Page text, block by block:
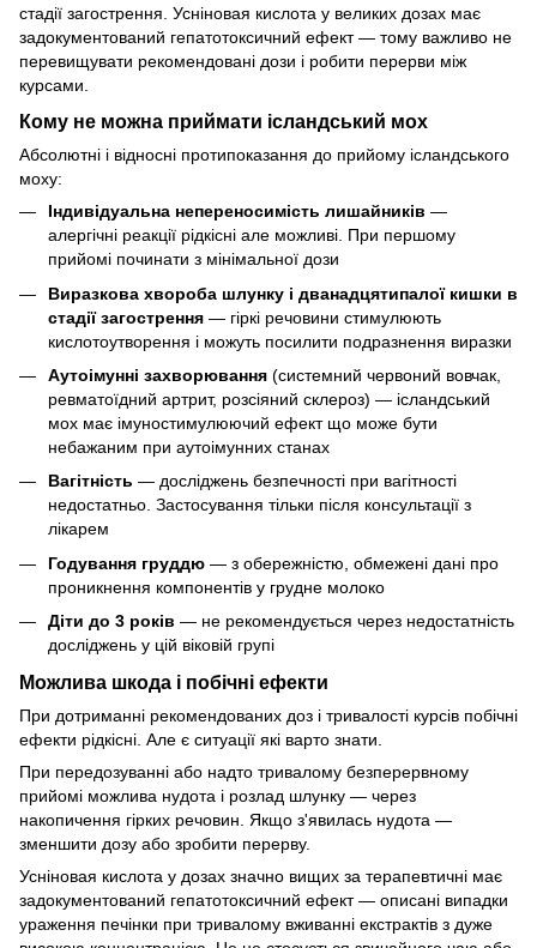
стадії загострення. Усніновая кислота у великих дозах має
задокументований гепатотоксичний ефект — тому важливо не
перевищувати рекомендовані дози і робити перерви між
курсами.
Кому не можна приймати ісландський мох
Абсолютні і відносні протипоказання до прийому ісландського
моху:
Індивідуальна непереносимість лишайників —
алергічні реакції рідкісні але можливі. При першому
прийомі починати з мінімальної дози
Виразкова хвороба шлунку і дванадцятипалої кишки в
стадії загострення — гіркі речовини стимулюють
кислотоутворення і можуть посилити подразнення виразки
Аутоімунні захворювання (системний червоний вовчак,
ревматоїдний артрит, розсіяний склероз) — ісландський
мох має імуностимулюючий ефект що може бути
небажаним при аутоімунних станах
Вагітність — досліджень безпечності при вагітності
недостатньо. Застосування тільки після консультації з
лікарем
Годування груддю — з обережністю, обмежені дані про
проникнення компонентів у грудне молоко
Діти до 3 років — не рекомендується через недостатність
досліджень у цій віковій групі
Можлива шкода і побічні ефекти
При дотриманні рекомендованих доз і тривалості курсів побічні
ефекти рідкісні. Але є ситуації які варто знати.
При передозуванні або надто тривалому безперервному
прийомі можлива нудота і розлад шлунку — через
накопичення гірких речовин. Якщо з'явилась нудота —
зменшити дозу або зробити перерву.
Усніновая кислота у дозах значно вищих за терапевтичні має
задокументований гепатотоксичний ефект — описані випадки
ураження печінки при тривалому вживанні екстрактів з дуже